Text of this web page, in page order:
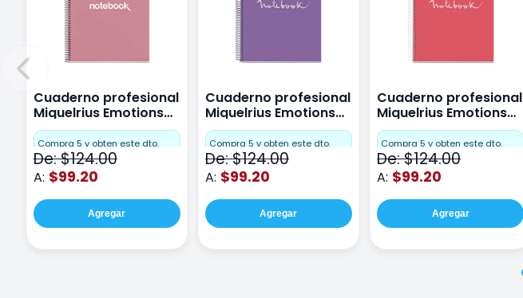
Cuaderno profesional
Miquelrius Emotions
Cuadro Chico 80
hojas Rosa
Compra 5 y obten este dto.
De: $124.00
A: $99.20
Agregar
Cuaderno profesional
Miquelrius Emotions
raya 80 hojas Purpura
Compra 5 y obten este dto.
De: $124.00
A: $99.20
Agregar
Cuaderno profesional
Miquelrius Emotions
raya 80 hojas Coral
Compra 5 y obten este dto.
De: $124.00
A: $99.20
Agregar